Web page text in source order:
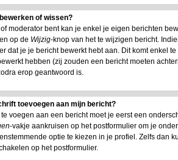
of wissen?
moderator bent kan je enkel je eigen berichten
op de Wijzig-knop van het te wijzigen bericht.
dat je je bericht bewerkt hebt aan. Dit komt enkel
hebben (zij zouden een bericht moeten
erop geantwoord is.
toevoegen aan mijn bericht?
voegen aan een bericht moet je eerst een
-vakje aankruisen op het postformulier om je
optie te kiezen in je profiel. Zelfs dan
op het postformulier.